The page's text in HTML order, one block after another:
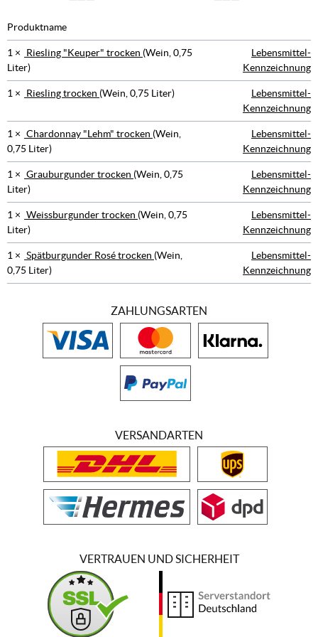
Produktname
1 × Riesling "Keuper" trocken (Wein, 0,75
Liter)
Lebensmittel-
Kennzeichnung
1 × Riesling trocken (Wein, 0,75 Liter)
Lebensmittel-
Kennzeichnung
1 × Chardonnay "Lehm" trocken (Wein,
0,75 Liter)
Lebensmittel-
Kennzeichnung
1 × Grauburgunder trocken (Wein, 0,75
Liter)
Lebensmittel-
Kennzeichnung
1 × Weissburgunder trocken (Wein, 0,75
Liter)
Lebensmittel-
Kennzeichnung
1 × Spätburgunder Rosé trocken (Wein,
0,75 Liter)
Lebensmittel-
Kennzeichnung
ZAHLUNGSARTEN
VERSANDARTEN
VERTRAUEN UND SICHERHEIT